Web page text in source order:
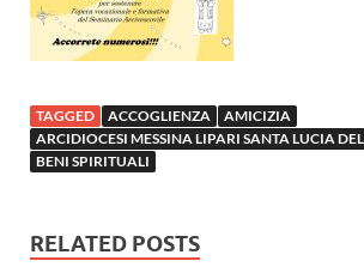
TAGGED ACCOGLIENZA
AMICIZIA
ARCIDIOCESI MESSINA LIPARI SANTA LUCIA
BENI SPIRITUALI
RELATED POSTS